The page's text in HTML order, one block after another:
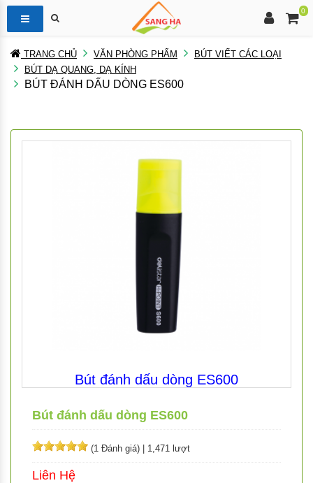
0
TRANG CHỦ VĂN PHÒNG PHẨM
BÚT VIẾT CÁC LOẠI
BÚT DẠ QUANG, DẠ KÍNH
BÚT ĐÁNH DẤU DÒNG ES600
Bút đánh dấu dòng ES600
Bút đánh dấu dòng ES600
(1 Đánh giá) 1,471 lượt
Liên Hệ